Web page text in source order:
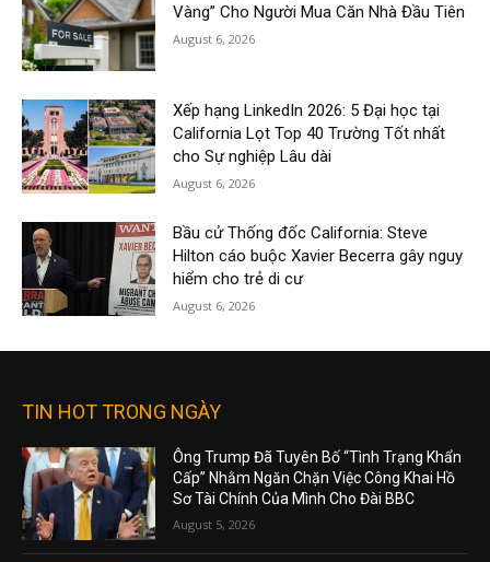
Vàng” Cho Người Mua Căn Nhà Đầu Tiên
August 6, 2026
Xếp hạng LinkedIn 2026: 5 Đại học tại
California Lọt Top 40 Trường Tốt nhất
cho Sự nghiệp Lâu dài
August 6, 2026
Bầu cử Thống đốc California: Steve
Hilton cáo buộc Xavier Becerra gây nguy
hiểm cho trẻ di cư
August 6, 2026
TIN HOT TRONG NGÀY
Ông Trump Đã Tuyên Bố “Tình Trạng Khẩn
Cấp” Nhằm Ngăn Chặn Việc Công Khai Hồ
Sơ Tài Chính Của Mình Cho Đài BBC
August 5, 2026